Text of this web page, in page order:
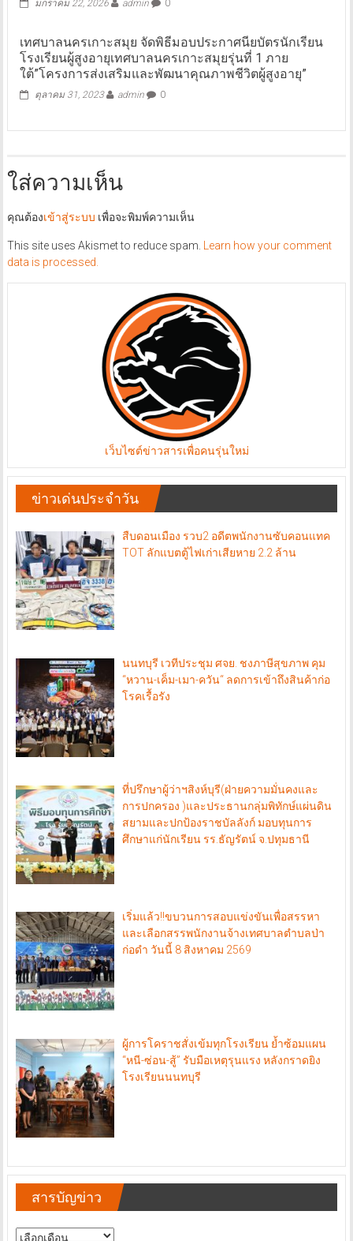
มกราคม 22, 2026 admin 0
เทศบาลนครเกาะสมุย จัดพิธีมอบประกาศนียบัตรนักเรียน
โรงเรียนผู้สูงอายุเทศบาลนครเกาะสมุยรุ่นที่ 1 ภาย
ใต้”โครงการส่งเสริมและพัฒนาคุณภาพชีวิตผู้สูงอายุ”
ตุลาคม 31, 2023 admin 0
ใส่ความเห็น
คุณต้องเข้าสู่ระบบ เพื่อจะพิมพ์ความเห็น
This site uses Akismet to reduce spam.
Learn how your comment
data is processed.
เว็บไซต์ข่าวสารเพื่อคนรุ่นใหม่
ข่าวเด่นประจำวัน
สืบดอนเมือง รวบ2 อดีตพนักงานซับคอนแทค
TOT ลักแบตตู้ไฟเก่าเสียหาย 2.2 ล้าน
นนทบุรี เวทีประชุม ศจย. ชงภาษีสุขภาพ คุม
“หวาน-เค็ม-เมา-ควัน“ ลดการเข้าถึงสินค้าก่อ
โรคเรื้อรัง
ที่ปรึกษาผู้ว่าฯสิงห์บุรี(ฝ่ายความมั่นคงและ
การปกครอง )และประธานกลุ่มพิทักษ์แผ่นดิน
สยามและปกป้องราชบัลลังก์ มอบทุนการ
ศึกษาแก่นักเรียน รร.ธัญรัตน์ จ.ปทุมธานี
เริ่มแล้ว!!ขบวนการสอบแข่งขันเพื่อสรรหา
และเลือกสรรพนักงานจ้างเทศบาลตำบลป่า
ก่อดำ วันนี้ 8 สิงหาคม 2569
ผู้การโคราชสั่งเข้มทุกโรงเรียน ย้ำซ้อมแผน
“หนี-ซ่อน-สู้” รับมือเหตุรุนแรง หลังกราดยิง
โรงเรียนนนทบุรี
สารบัญข่าว
สารบัญ